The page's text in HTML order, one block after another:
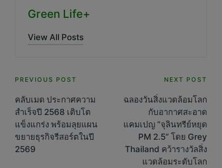
Green Life+
View All Posts
Post
navigation
PREVIOUS POST
คลับเมด ประกาศความ
สำเร็จปี 2568 เติบโต
แข็งแกร่ง พร้อมลุยแผน
ขยายธุรกิจรีสอร์ตในปี
2569
NEXT POST
ฉลองวันสิ่งแวดล้อมโลก
กับอากาศสะอาด
แคมเปญ “จุลินทรีย์หยุด
PM 2.5” โดย Grey
Thailand คว้ารางวัลสิ่ง
แวดล้อมระดับโลก